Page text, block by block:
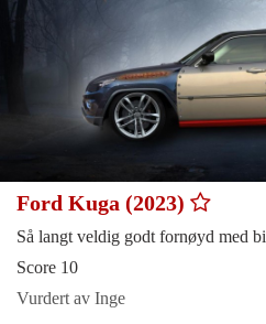
Ford Kuga (2023)
Så langt veldig godt fornøyd med
Score 10
Vurdert av Inge